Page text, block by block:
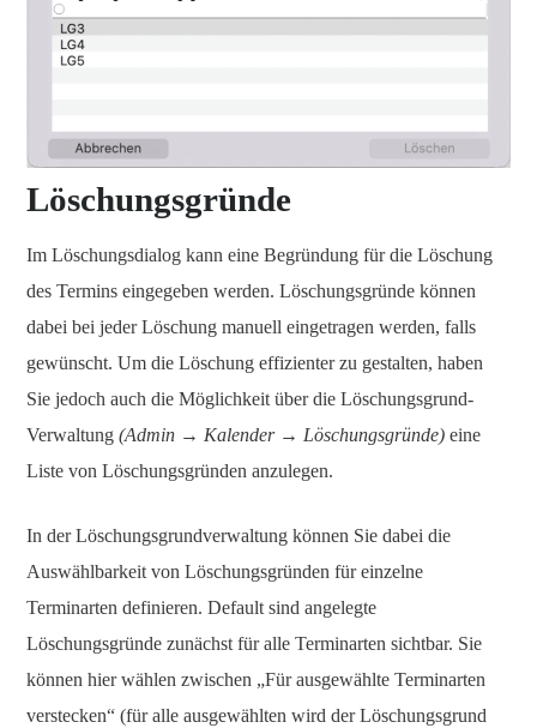
Löschungsgründe
Im Löschungsdialog kann eine Begründung für die Löschung
des Termins eingegeben werden. Löschungsgründe können
dabei bei jeder Löschung manuell eingetragen werden, falls
gewünscht. Um die Löschung effizienter zu gestalten, haben
Sie jedoch auch die Möglichkeit über die Löschungsgrund-
Verwaltung (Admin → Kalender → Löschungsgründe) eine
Liste von Löschungsgründen anzulegen.
In der Löschungsgrundverwaltung können Sie dabei die
Auswählbarkeit von Löschungsgründen für einzelne
Terminarten definieren. Default sind angelegte
Löschungsgründe zunächst für alle Terminarten sichtbar. Sie
können hier wählen zwischen „Für ausgewählte Terminarten
verstecken“ (für alle ausgewählten wird der Löschungsgrund